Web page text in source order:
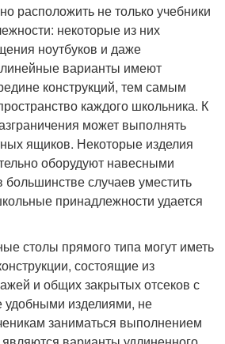
расположить не только учебники
некоторые из них
ноутбуков и даже
варианты имеют
конструкций, тем самым
каждого школьника. К
может выполнять
ящиков. Некоторые изделия
оборудуют навесными
большинстве случаев уместить
принадлежности удается
столы прямого типа могут иметь
состоящие из
и общих закрытых отсеков с
изделиями, не
заниматься выполнением